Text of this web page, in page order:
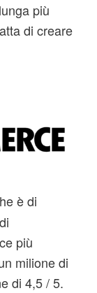
più
di creare
è di
più
milione di
di 4,5 / 5.